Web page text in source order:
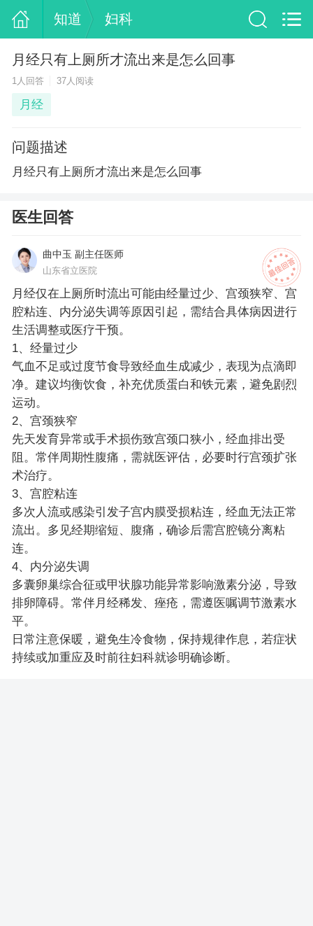
知道 妇科
月经只有上厕所才流出来是怎么回事
1人回答 37人阅读
月经
问题描述
月经只有上厕所才流出来是怎么回事
医生回答
曲中玉 副主任医师
山东省立医院
月经仅在上厕所时流出可能由经量过少、宫颈狭窄、宫
腔粘连、内分泌失调等原因引起，需结合具体病因进行
生活调整或医疗干预。
1、经量过少
气血不足或过度节食导致经血生成减少，表现为点滴即
净。建议均衡饮食，补充优质蛋白和铁元素，避免剧烈
运动。
2、宫颈狭窄
先天发育异常或手术损伤致宫颈口狭小，经血排出受
阻。常伴周期性腹痛，需就医评估，必要时行宫颈扩张
术治疗。
3、宫腔粘连
多次人流或感染引发子宫内膜受损粘连，经血无法正常
流出。多见经期缩短、腹痛，确诊后需宫腔镜分离粘
连。
4、内分泌失调
多囊卵巢综合征或甲状腺功能异常影响激素分泌，导致
排卵障碍。常伴月经稀发、痤疮，需遵医嘱调节激素水
平。
日常注意保暖，避免生冷食物，保持规律作息，若症状
持续或加重应及时前往妇科就诊明确诊断。